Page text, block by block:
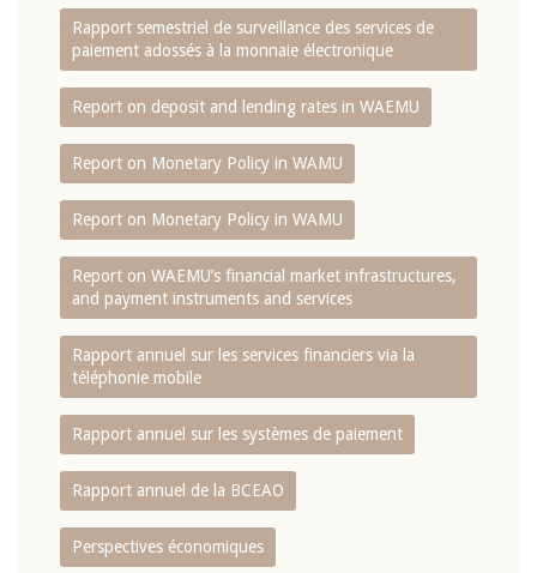
Rapport semestriel de surveillance des services de
paiement adossés à la monnaie électronique
Report on deposit and lending rates in WAEMU
Report on Monetary Policy in WAMU
Report on Monetary Policy in WAMU
Report on WAEMU’s financial market infrastructures,
and payment instruments and services
Rapport annuel sur les services financiers via la
téléphonie mobile
Rapport annuel sur les systèmes de paiement
Rapport annuel de la BCEAO
Perspectives économiques